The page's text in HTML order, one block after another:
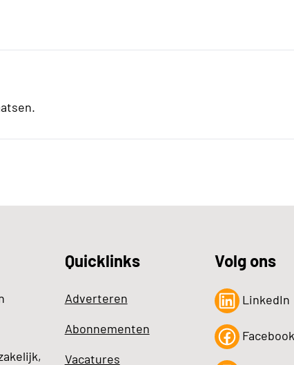
Quicklinks
Adverteren
Abonnementen
Vacatures
Volg ons
LinkedIn
Facebook